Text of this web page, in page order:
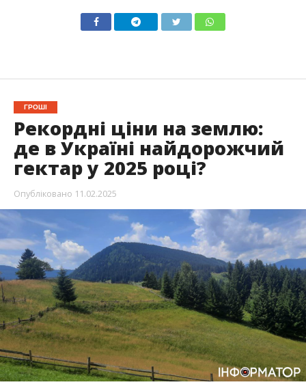
ГРОШІ
Рекордні ціни на землю:
де в Україні найдорожчий
гектар у 2025 році?
Опубліковано 11.02.2025